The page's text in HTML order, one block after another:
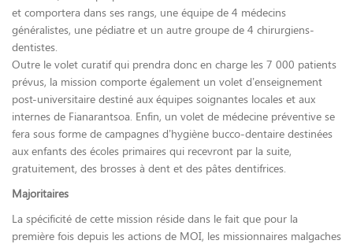
et comportera dans ses rangs, une équipe de 4 médecins
généralistes, une pédiatre et un autre groupe de 4 chirurgiens-
dentistes.
Outre le volet curatif qui prendra donc en charge les 7 000 patients
prévus, la mission comporte également un volet d’enseignement
post-universitaire destiné aux équipes soignantes locales et aux
internes de Fianarantsoa. Enfin, un volet de médecine préventive se
fera sous forme de campagnes d’hygiène bucco-dentaire destinées
aux enfants des écoles primaires qui recevront par la suite,
gratuitement, des brosses à dent et des pâtes dentifrices.
Majoritaires
La spécificité de cette mission réside dans le fait que pour la
première fois depuis les actions de MOI, les missionnaires malgaches